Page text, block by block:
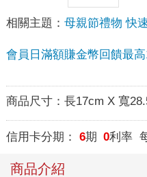
相關主題： 母親節禮物 快
會員日滿額賺金幣回饋最
商品尺寸： 長17cm X 寬
信用卡分期： 6期 0利率
商品介紹